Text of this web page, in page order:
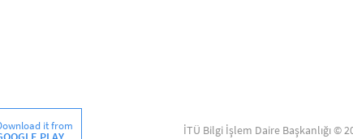
it from İTÜ Bilgi İşlem Daire Başkanlığı ©